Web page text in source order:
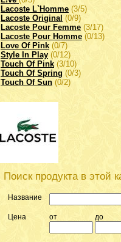
Lacoste L`Homme (3/5)
Lacoste Original (0/9)
Lacoste Pour Femme (3/17)
Lacoste Pour Homme (0/13)
Love Of Pink (0/7)
Style In Play (0/12)
Touch Of Pink (3/10)
Touch Of Spring (0/3)
Touch Of Sun (0/2)
Поиск продукта в этой
Название
Цена от до